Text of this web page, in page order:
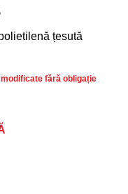
țesută
fără obligație